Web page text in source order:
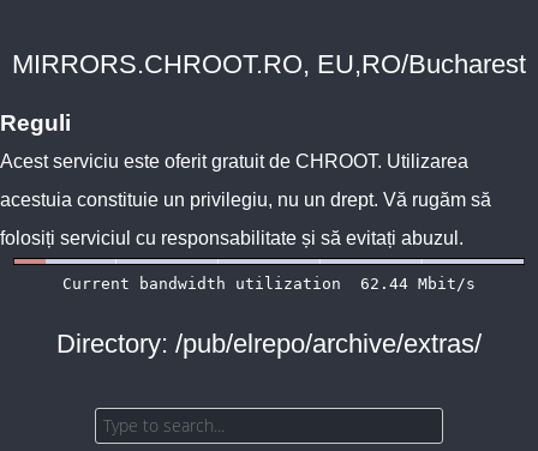
MIRRORS.CHROOT.RO, EU,RO/Bucharest
Reguli
Acest serviciu este oferit gratuit de CHROOT. Utilizarea
acestuia constituie un privilegiu, nu un drept. Vă rugăm să
folosiți serviciul cu responsabilitate și să evitați abuzul.
Directory: /pub/elrepo/archive/extras/